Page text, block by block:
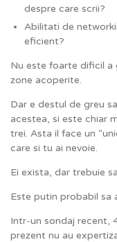
despre care scrii?
Abilitati de
eficient?
Nu este foarte dificil a
zone acoperite.
Dar e destul de greu
acestea, si este chiar
trei. Asta il face un
care si tu ai nevoie.
Ei exista, dar trebuie
Este putin probabil sa
Intr-un sondaj recent,
prezent nu au